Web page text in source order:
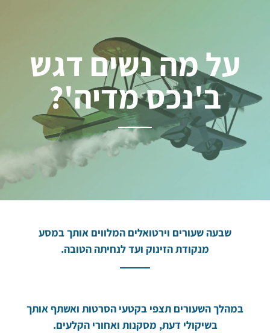
על מה נשים דגש
ב'נכס מדיה'?
שבעה שעורים וירטואלים המלווים אותך במסע
מנקודת הזינוק ועד לנחיתה הטובה.
במהלך השעורים תצפי בקטעי הסרטות ואשתף אותך
בשיקולי דעת, מסקנות ואחורי הקלעים.